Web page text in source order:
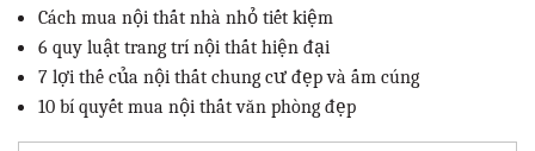
Cách mua nội thất nhà nhỏ tiết kiệm
6 quy luật trang trí nội thất hiện đại
7 lợi thế của nội thất chung cư đẹp và ấm cúng
10 bí quyết mua nội thất văn phòng đẹp